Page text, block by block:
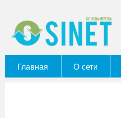
Главная О сети